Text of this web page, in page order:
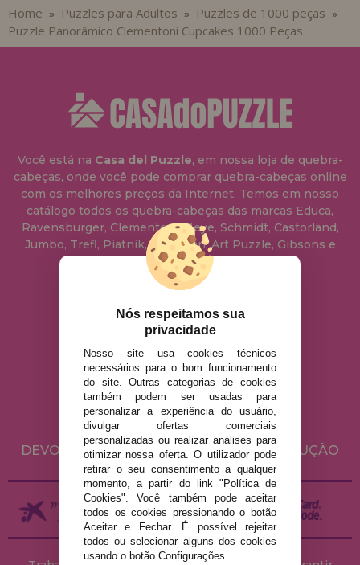
Home » Puzzles para Adultos » Puzzles de 1000 peças »
Puzzle Panorâmico Clementoni Cupcakes 1000 Peças
Você está na Casa del Puzzle, em nossa loja de quebra-
cabeças, onde você pode comprar quebra-cabeças online
com os melhores preços da Internet. Temos em nosso
catálogo todos os quebra-cabeças das marcas Educa,
Ravensburger, Clementoni, Heye, Schmidt, Castorland,
Jumbo, Trefl, Piatnik, Anatolian, Art Puzzle, Gibsons e
muito mais.
info@casadopuzzle.pt
AVISO LEGAL
POLÍTICA DE PRIVACIDADE
POLÍTICA DE COOKIES
ENVIO E DEVOLUÇÕES
DEVOLUÇÕES / DIREITO DE LIVRE RESOLUÇÃO
Nós respeitamos sua
privacidade
Nosso site usa cookies técnicos
necessários para o bom funcionamento
do site. Outras categorias de cookies
também podem ser usadas para
personalizar a experiência do usuário,
divulgar ofertas comerciais
personalizadas ou realizar análises para
otimizar nossa oferta. O utilizador pode
retirar o seu consentimento a qualquer
momento, a partir do link "Política de
Cookies". Você também pode aceitar
todos os cookies pressionando o botão
Aceitar e Fechar. É possível rejeitar
todos ou selecionar alguns dos cookies
usando o botão Configurações.